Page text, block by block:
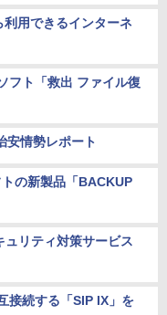
用できるインターネ
フト「救出 ファイル復
安情勢レポート
の新製品「BACKUP
リティ対策サービス
接続する「SIP IX」を